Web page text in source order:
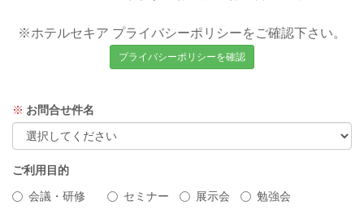
※ホテルセキア プライバシーポリシーをご確認下さい。
プライバシーポリシーを確認
※ お問合せ件名
ご利用目的
会議・研修
セミナー 展示会
勉強会